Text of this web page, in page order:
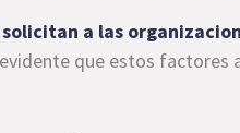
a las
que estos factores